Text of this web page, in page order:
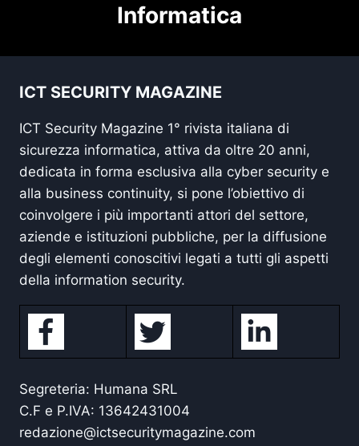
Informatica
ICT SECURITY MAGAZINE
ICT Security Magazine 1° rivista italiana di
sicurezza informatica, attiva da oltre 20 anni,
dedicata in forma esclusiva alla cyber security e
alla business continuity, si pone l’obiettivo di
coinvolgere i più importanti attori del settore,
aziende e istituzioni pubbliche, per la diffusione
degli elementi conoscitivi legati a tutti gli aspetti
della information security.
Segreteria: Humana SRL
C.F e P.IVA: 13642431004
redazione@ictsecuritymagazine.com